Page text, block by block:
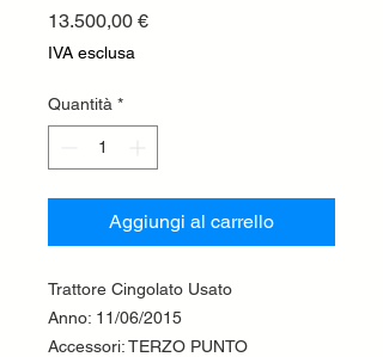
13.500,00 €Prezzo
IVA esclusa
Quantità *
Aggiungi al carrello
Trattore Cingolato Usato
Anno: 11/06/2015
Accessori: TERZO PUNTO